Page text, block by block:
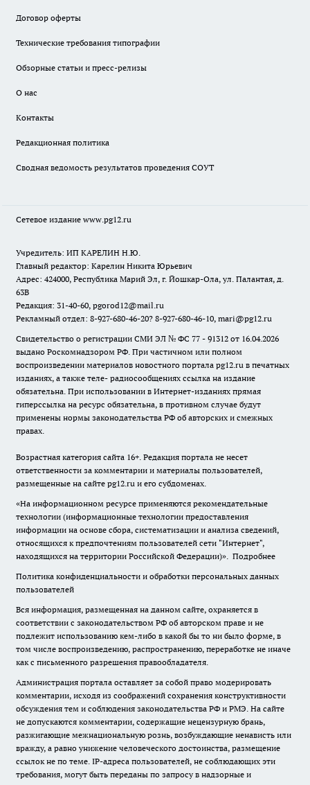
Договор оферты
Технические требования типографии
Обзорные статьи и пресс-релизы
О нас
Контакты
Редакционная политика
Сводная ведомость результатов проведения СОУТ
Сетевое издание www.pg12.ru
Учредитель: ИП КАРЕЛИН Н.Ю.
Главный редактор: Карелин Никита Юрьевич
Адрес: 424000, Республика Марий Эл, г. Йошкар-Ола, ул. Палантая, д.
63В
Редакция: 31-40-60, pgorod12@mail.ru
Рекламный отдел: 8-927-680-46-20? 8-927-680-46-10, mari@pg12.ru
Свидетельство о регистрации СМИ ЭЛ № ФС 77 - 91312 от 16.04.2026
выдано Роскомнадзором РФ. При частичном или полном
воспроизведении материалов новостного портала pg12.ru в печатных
изданиях, а также теле- радиосообщениях ссылка на издание
обязательна. При использовании в Интернет-изданиях прямая
гиперссылка на ресурс обязательна, в противном случае будут
применены нормы законодательства РФ об авторских и смежных
правах.
Возрастная категория сайта 16+. Редакция портала не несет
ответственности за комментарии и материалы пользователей,
размещенные на сайте pg12.ru и его субдоменах.
«На информационном ресурсе применяются рекомендательные
технологии (информационные технологии предоставления
информации на основе сбора, систематизации и анализа сведений,
относящихся к предпочтениям пользователей сети "Интернет",
находящихся на территории Российской Федерации)». Подробнее
Политика конфиденциальности и обработки персональных данных
пользователей
Вся информация, размещенная на данном сайте, охраняется в
соответствии с законодательством РФ об авторском праве и не
подлежит использованию кем-либо в какой бы то ни было форме, в
том числе воспроизведению, распространению, переработке не иначе
как с письменного разрешения правообладателя.
Администрация портала оставляет за собой право модерировать
комментарии, исходя из соображений сохранения конструктивности
обсуждения тем и соблюдения законодательства РФ и РМЭ. На сайте
не допускаются комментарии, содержащие нецензурную брань,
разжигающие межнациональную рознь, возбуждающие ненависть или
вражду, а равно унижение человеческого достоинства, размещение
ссылок не по теме. IP-адреса пользователей, не соблюдающих эти
требования, могут быть переданы по запросу в надзорные и